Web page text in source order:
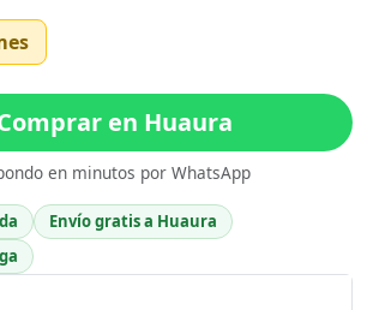
en Huaura
en minutos por WhatsApp
Envío gratis a Huaura